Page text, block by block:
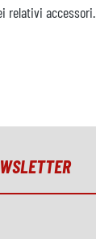
relativi accessori.